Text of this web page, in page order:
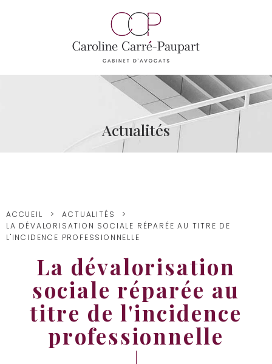
Actualités
ACCUEIL
ACTUALITÉS
LA DÉVALORISATION SOCIALE RÉPARÉE AU TITRE DE
L'INCIDENCE PROFESSIONNELLE
La dévalorisation
sociale réparée au
titre de l'incidence
professionnelle